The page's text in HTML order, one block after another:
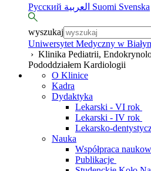
Русский
Suomi Svenska
wyszukaj
Uniwersytet Medyczny w
› Klinika Pediatrii,
Pododdziałem Kardiologii
O Klinice
Kadra
Dydaktyka
Lekarski - VI rok
Lekarski - IV rok
Lekarsko-
Nauka
Współpraca
Publikacje